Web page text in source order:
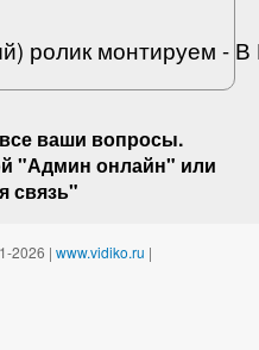
ролик монтируем -
все ваши вопросы.
"Админ онлайн" или
связь"
2026 | www.vidiko.ru |